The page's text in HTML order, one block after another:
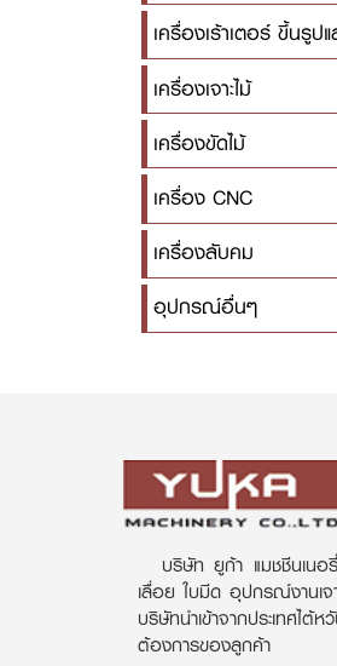
เครื่องเร้าเตอร์ ขึ้นรูป
เครื่องเจาะไม้
เครื่องขัดไม้
เครื่อง CNC
เครื่องลับคม
อุปกรณ์อื่นๆ
บริษัท ยูก้า แมชชีนเน
เลื่อย ใบมีด อุปกรณ์งานเ
บริษัทนำเข้าจากประเทศ
ต้องการของลูกค้า